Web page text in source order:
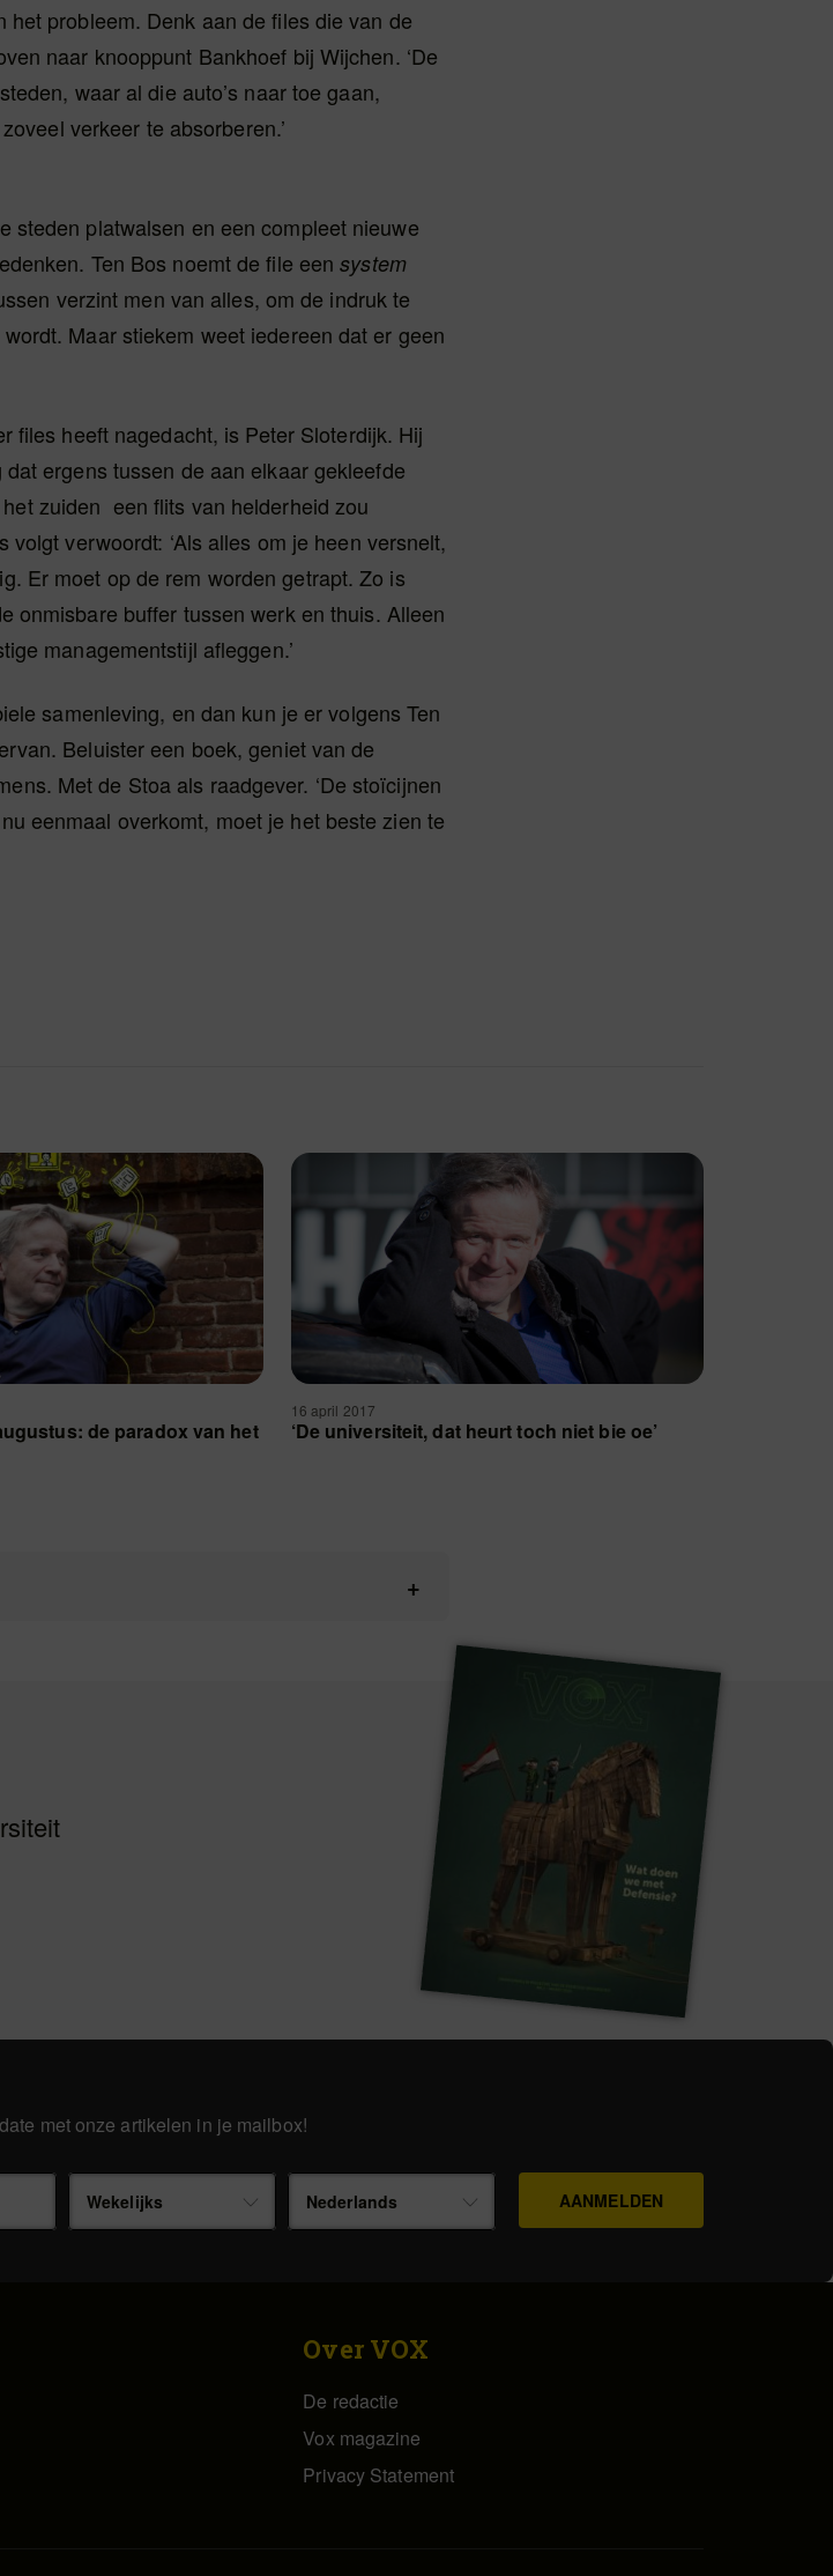
probleem. Denk aan de files die van de
naar knooppunt Bankhoef bij Wijchen. ‘De
waar al die auto’s naar toe gaan,
verkeer te absorberen.’
steden platwalsen en een compleet nieuwe
Ten Bos noemt de file eensystem
verzint men van alles, om de indruk te
Maar stiekem weet iedereen dat er geen
files heeft nagedacht, is Peter Sloterdijk. Hij
ergens tussen de aan elkaar gekleefde
zuiden een flits van helderheid zou
verwoordt: ‘Als alles om je heen versnelt,
Er moet op de rem worden getrapt. Zo is
onmisbare buffer tussen werk en thuis. Alleen
managementstijl afleggen.’
samenleving, en dan kun je er volgens Ten
Beluister een boek, geniet van de
Met de Stoa als raadgever. ‘De stoïcijnen
eenmaal overkomt, moet je het beste zien te
de paradox van het
16 april 2017
‘De universiteit, dat heurt toch niet bie oe’
met onze artikelen in je mailbox!
Wekelijks Nederlands
Over VOX
De redactie
Vox magazine
Privacy Statement